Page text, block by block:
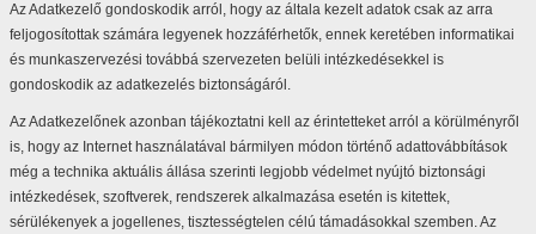
Az Adatkezelő gondoskodik arról, hogy az általa kezelt adatok csak az arra
feljogosítottak számára legyenek hozzáférhetők, ennek keretében informatikai
és munkaszervezési továbbá szervezeten belüli intézkedésekkel is
gondoskodik az adatkezelés biztonságáról.
Az Adatkezelőnek azonban tájékoztatni kell az érintetteket arról a körülményről
is, hogy az Internet használatával bármilyen módon történő adattovábbítások
még a technika aktuális állása szerinti legjobb védelmet nyújtó biztonsági
intézkedések, szoftverek, rendszerek alkalmazása esetén is kitettek,
sérülékenyek a jogellenes, tisztességtelen célú támadásokkal szemben. Az